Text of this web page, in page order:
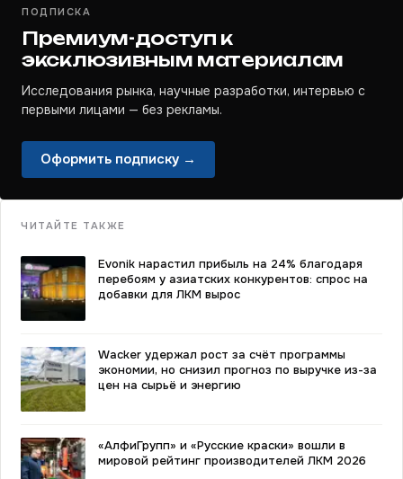
ПОДПИСКА
Премиум-доступ к
эксклюзивным материалам
Исследования рынка, научные разработки, интервью с
первыми лицами — без рекламы.
Оформить подписку →
ЧИТАЙТЕ ТАКЖЕ
Evonik нарастил прибыль на 24% благодаря
перебоям у азиатских конкурентов: спрос на
добавки для ЛКМ вырос
Wacker удержал рост за счёт программы
экономии, но снизил прогноз по выручке из-за
цен на сырьё и энергию
«АлфиГрупп» и «Русские краски» вошли в
мировой рейтинг производителей ЛКМ 2026